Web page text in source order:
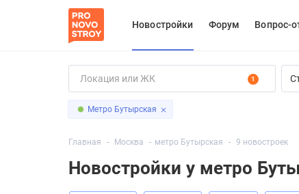
Новостройки Форум Вопрос-
1
Метро Бутырская
Главная Москва метро Бутырская 9 новостроек
Новостройки у метро